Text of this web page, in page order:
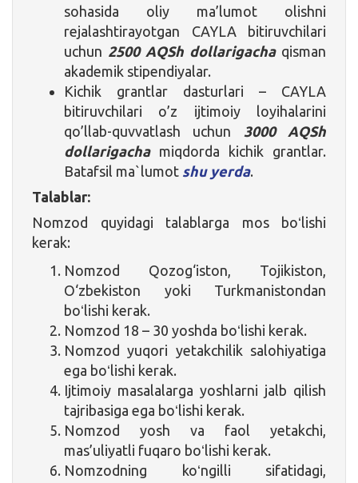
sohasida oliy ma’lumot olishni
rejalashtirayotgan CAYLA bitiruvchilari
uchun 2500 AQSh dollarigachaqisman
akademik stipendiyalar.
Kichik grantlar dasturlari – CAYLA
bitiruvchilari o’z ijtimoiy loyihalarini
qo’llab-quvvatlash uchun 3000 AQSh
dollarigachamiqdorda kichik grantlar.
Batafsil ma`lumot shu yerda.
Talablar:
Nomzod quyidagi talablarga mos boʻlishi
kerak:
Nomzod Qozog‘iston, Tojikiston,
O‘zbekiston yoki Turkmanistondan
boʻlishi kerak.
Nomzod 18 – 30 yoshda boʻlishi kerak.
Nomzod yuqori yetakchilik salohiyatiga
ega boʻlishi kerak.
Ijtimoiy masalalarga yoshlarni jalb qilish
tajribasiga ega boʻlishi kerak.
Nomzod yosh va faol yetakchi,
mas’uliyatli fuqaro boʻlishi kerak.
Nomzodning koʻngilli sifatidagi,